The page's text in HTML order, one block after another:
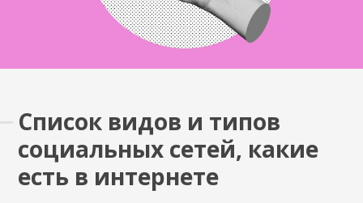
Список видов и типов
социальных сетей, какие
есть в интернете